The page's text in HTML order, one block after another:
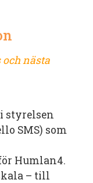
nästa
styrelsen
SMS) som
Humlan4.
– till